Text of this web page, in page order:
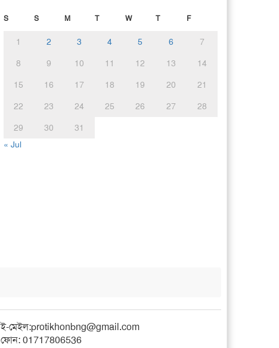
S S M T W T F
1 2 3 4 5 6
7
8
9 10 11 12 13
14
15
16 17 18 19 20
21
22
23 24 25 26 27
28
29
30
31
« Jul
ই-মেইল:protikhonbng@gmail.com
ফোন: 01717806536